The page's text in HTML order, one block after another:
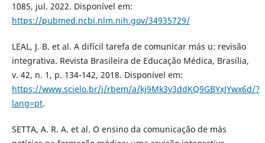
1085, jul. 2022. Disponível em:
https://pubmed.ncbi.nlm.nih.gov/34935729/
LEAL, J. B. et al. A difícil tarefa de comunicar más u: revisão
integrativa. Revista Brasileira de Educação Médica, Brasília,
v. 42, n. 1, p. 134-142, 2018. Disponível em:
https://www.scielo.br/j/rbem/a/kj9Mk3y3ddKQ9GBYxJYwx6d/?
lang=pt.
SETTA, A. R. A. et al. O ensino da comunicação de más